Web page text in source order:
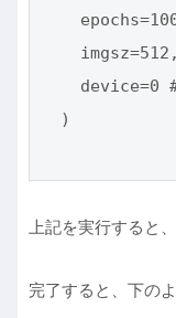
device=0
  )
上記を実行すると
完了すると、下の